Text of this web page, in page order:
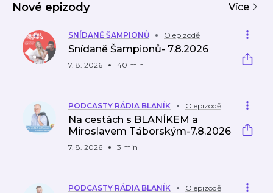
ast
Nové epizody Více
SNÍDANĚ ŠAMPIONŮ O epizodě
Snídaně Šampionů- 7.8.2026
7. 8. 2026 40 min
PODCASTY RÁDIA BLANÍK O epizodě
Na cestách s BLANÍKEM a
Miroslavem Táborským-7.8.2026
7. 8. 2026 3 min
PODCASTY RÁDIA BLANÍK O epizodě